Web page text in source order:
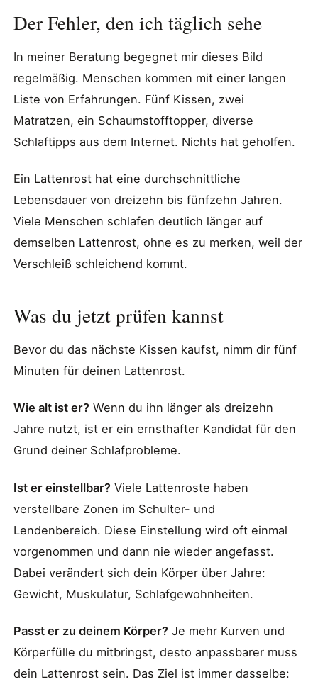
Der Fehler, den ich täglich sehe
In meiner Beratung begegnet mir dieses Bild
regelmäßig. Menschen kommen mit einer langen
Liste von Erfahrungen. Fünf Kissen, zwei
Matratzen, ein Schaumstofftopper, diverse
Schlaftipps aus dem Internet. Nichts hat geholfen.
Ein Lattenrost hat eine durchschnittliche
Lebensdauer von dreizehn bis fünfzehn Jahren.
Viele Menschen schlafen deutlich länger auf
demselben Lattenrost, ohne es zu merken, weil der
Verschleiß schleichend kommt.
Was du jetzt prüfen kannst
Bevor du das nächste Kissen kaufst, nimm dir fünf
Minuten für deinen Lattenrost.
Wie alt ist er? Wenn du ihn länger als dreizehn
Jahre nutzt, ist er ein ernsthafter Kandidat für den
Grund deiner Schlafprobleme.
Ist er einstellbar? Viele Lattenroste haben
verstellbare Zonen im Schulter- und
Lendenbereich. Diese Einstellung wird oft einmal
vorgenommen und dann nie wieder angefasst.
Dabei verändert sich dein Körper über Jahre:
Gewicht, Muskulatur, Schlafgewohnheiten.
Passt er zu deinem Körper? Je mehr Kurven und
Körperfülle du mitbringst, desto anpassbarer muss
dein Lattenrost sein. Das Ziel ist immer dasselbe: